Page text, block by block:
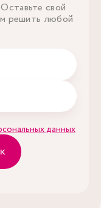
свой
решить любой
данных